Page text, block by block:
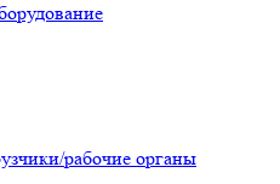
рабочие органы